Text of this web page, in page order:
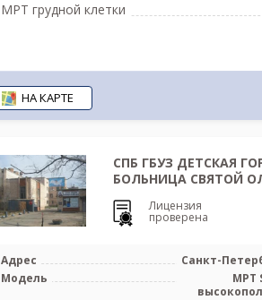
МРТ грудной клетки
НА КАРТЕ
СПБ ГБУЗ ДЕТСКАЯ
БОЛЬНИЦА СВЯТОЙ
Лицензия
проверена
Адрес
Санкт-
Модель
МРТ